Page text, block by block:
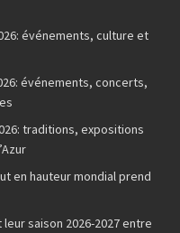
événements, culture et
événements, concerts,
traditions, expositions
en hauteur mondial prend
saison 2026-2027 entre